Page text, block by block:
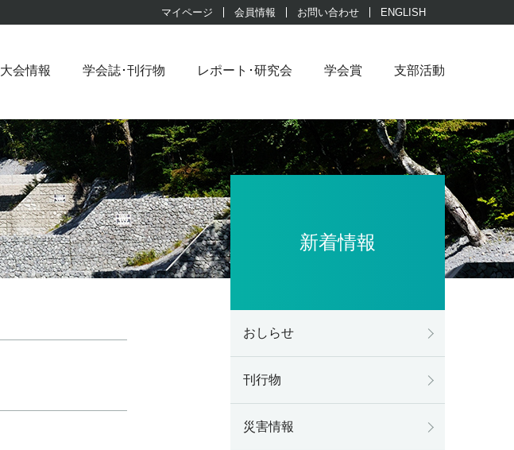
マイページ 会員情報 お問い合わせ ENGLISH
大会情報 学会誌･刊行物 レポート･研究会 学会賞 支部活動
新着情報
おしらせ
刊行物
災害情報